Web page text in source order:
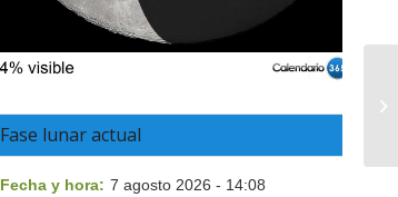
Fase lunar actual
Fecha y hora: 7 agosto 2026 - 14:08